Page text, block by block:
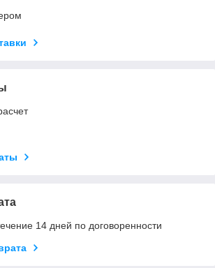
14 дней по договоренности